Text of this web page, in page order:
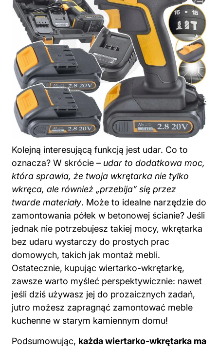
Kolejną interesującą funkcją jest udar. Co to
oznacza? W skrócie – udar to dodatkowa moc,
która sprawia, że twoja wkrętarka nie tylko
wkręca, ale również „przebija” się przez
twarde materiały. Może to idealne narzędzie do
zamontowania półek w betonowej ścianie? Jeśli
jednak nie potrzebujesz takiej mocy, wkrętarka
bez udaru wystarczy do prostych prac
domowych, takich jak montaż mebli.
Ostatecznie, kupując wiertarko-wkrętarkę,
zawsze warto myśleć perspektywicznie: nawet
jeśli dziś używasz jej do prozaicznych zadań,
jutro możesz zapragnąć zamontować meble
kuchenne w starym kamiennym domu!
Podsumowując, każda wiertarko-wkrętarka ma